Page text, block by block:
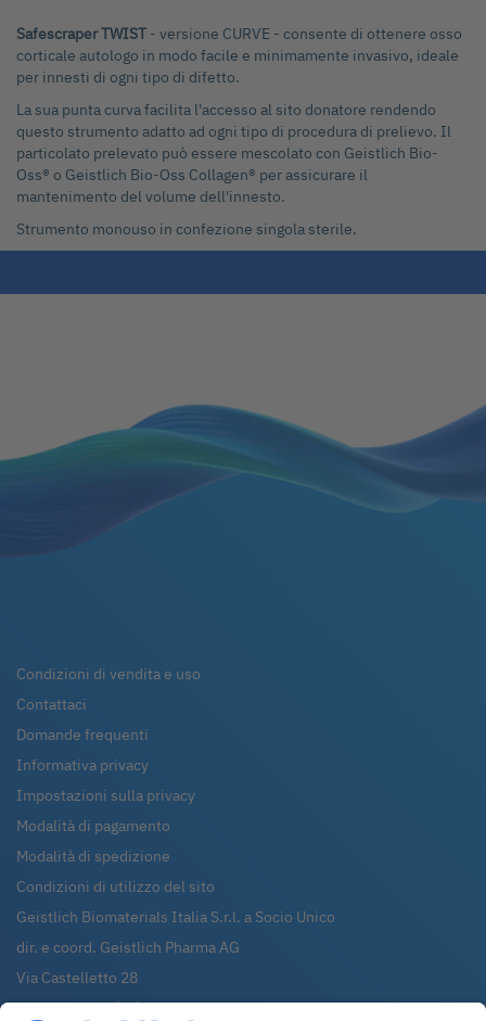
Safescraper TWIST - versione CURVE - consente di ottenere osso
corticale autologo in modo facile e minimamente invasivo, ideale
per innesti di ogni tipo di difetto.
La sua punta curva facilita l'accesso al sito donatore rendendo
questo strumento adatto ad ogni tipo di procedura di prelievo. Il
particolato prelevato può essere mescolato con Geistlich Bio-
Oss® o Geistlich Bio-Oss Collagen® per assicurare il
mantenimento del volume dell'innesto.
Strumento monouso in confezione singola sterile.
Condizioni di vendita e uso
Contattaci
Domande frequenti
Informativa privacy
Impostazioni sulla privacy
Modalità di pagamento
Modalità di spedizione
Condizioni di utilizzo del sito
Geistlich Biomaterials Italia S.r.l. a Socio Unico
dir. e coord. Geistlich Pharma AG
Via Castelletto 28
36016Thiene (VI)